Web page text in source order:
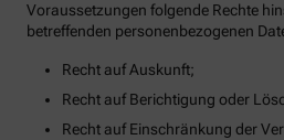
Voraussetzungen folgende Rechte
betreffenden personenbezogenen
Recht auf Auskunft;
Recht auf Berichtigung oder
Recht auf Einschränkung der